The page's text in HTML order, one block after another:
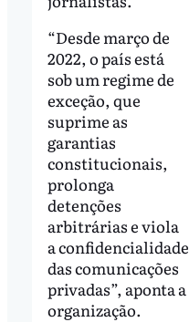
“Desde março de
2022, o país está
sob um regime de
exceção, que
suprime as
garantias
constitucionais,
prolonga
detenções
arbitrárias e viola
a confidencialidade
das comunicações
privadas”, aponta a
organização.